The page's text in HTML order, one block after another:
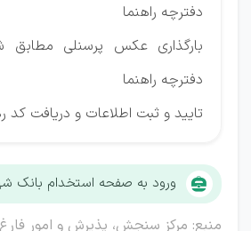
دفترچه راهنما
بارگذاری عکس پرسنلی مطابق
دفترچه راهنما
تایید و ثبت اطلاعات و دریافت کد
ورود به صفحه استخدام بانک
منبع: مرکز سنجش، پذیرش و امور